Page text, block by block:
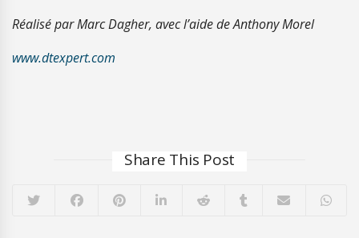
Réalisé par Marc Dagher, avec l’aide de Anthony Morel
www.dtexpert.com
Share This Post